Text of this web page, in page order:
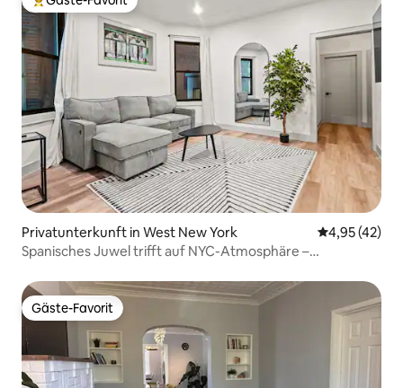
Beliebter Gäste-Favorit.
Privatunterkunft in West New York
4,95 (42)
Spanisches Juwel trifft auf NYC-Atmosphäre –
Gäste-Favorit
Gäste-Favorit